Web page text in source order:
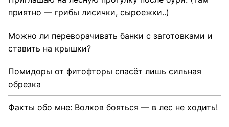
приятно — грибы лисички, сыроежки..)
Можно ли переворачивать банки с заготовками и
ставить на крышки?
Помидоры от фитофторы спасёт лишь сильная
обрезка
Факты обо мне: Волков бояться — в лес не ходить!